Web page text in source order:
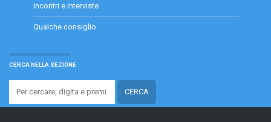
Incontri e interviste
Qualche consiglio
CERCA NELLA SEZIONE